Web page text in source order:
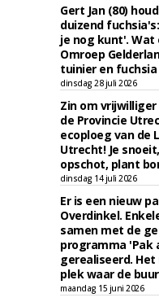
Gert Jan (80)
duizend
je nog kunt'.
Omroep
tuinier en
dinsdag 28 juli 2026
Zin om
de Provincie
ecoploeg van de
Utrecht! Je
opschot, plant
dinsdag 14 juli 2026
Er is een nieuw
Overdinkel.
samen met de
programma 'Pak
gerealiseerd.
plek waar de
maandag 15 juni 2026